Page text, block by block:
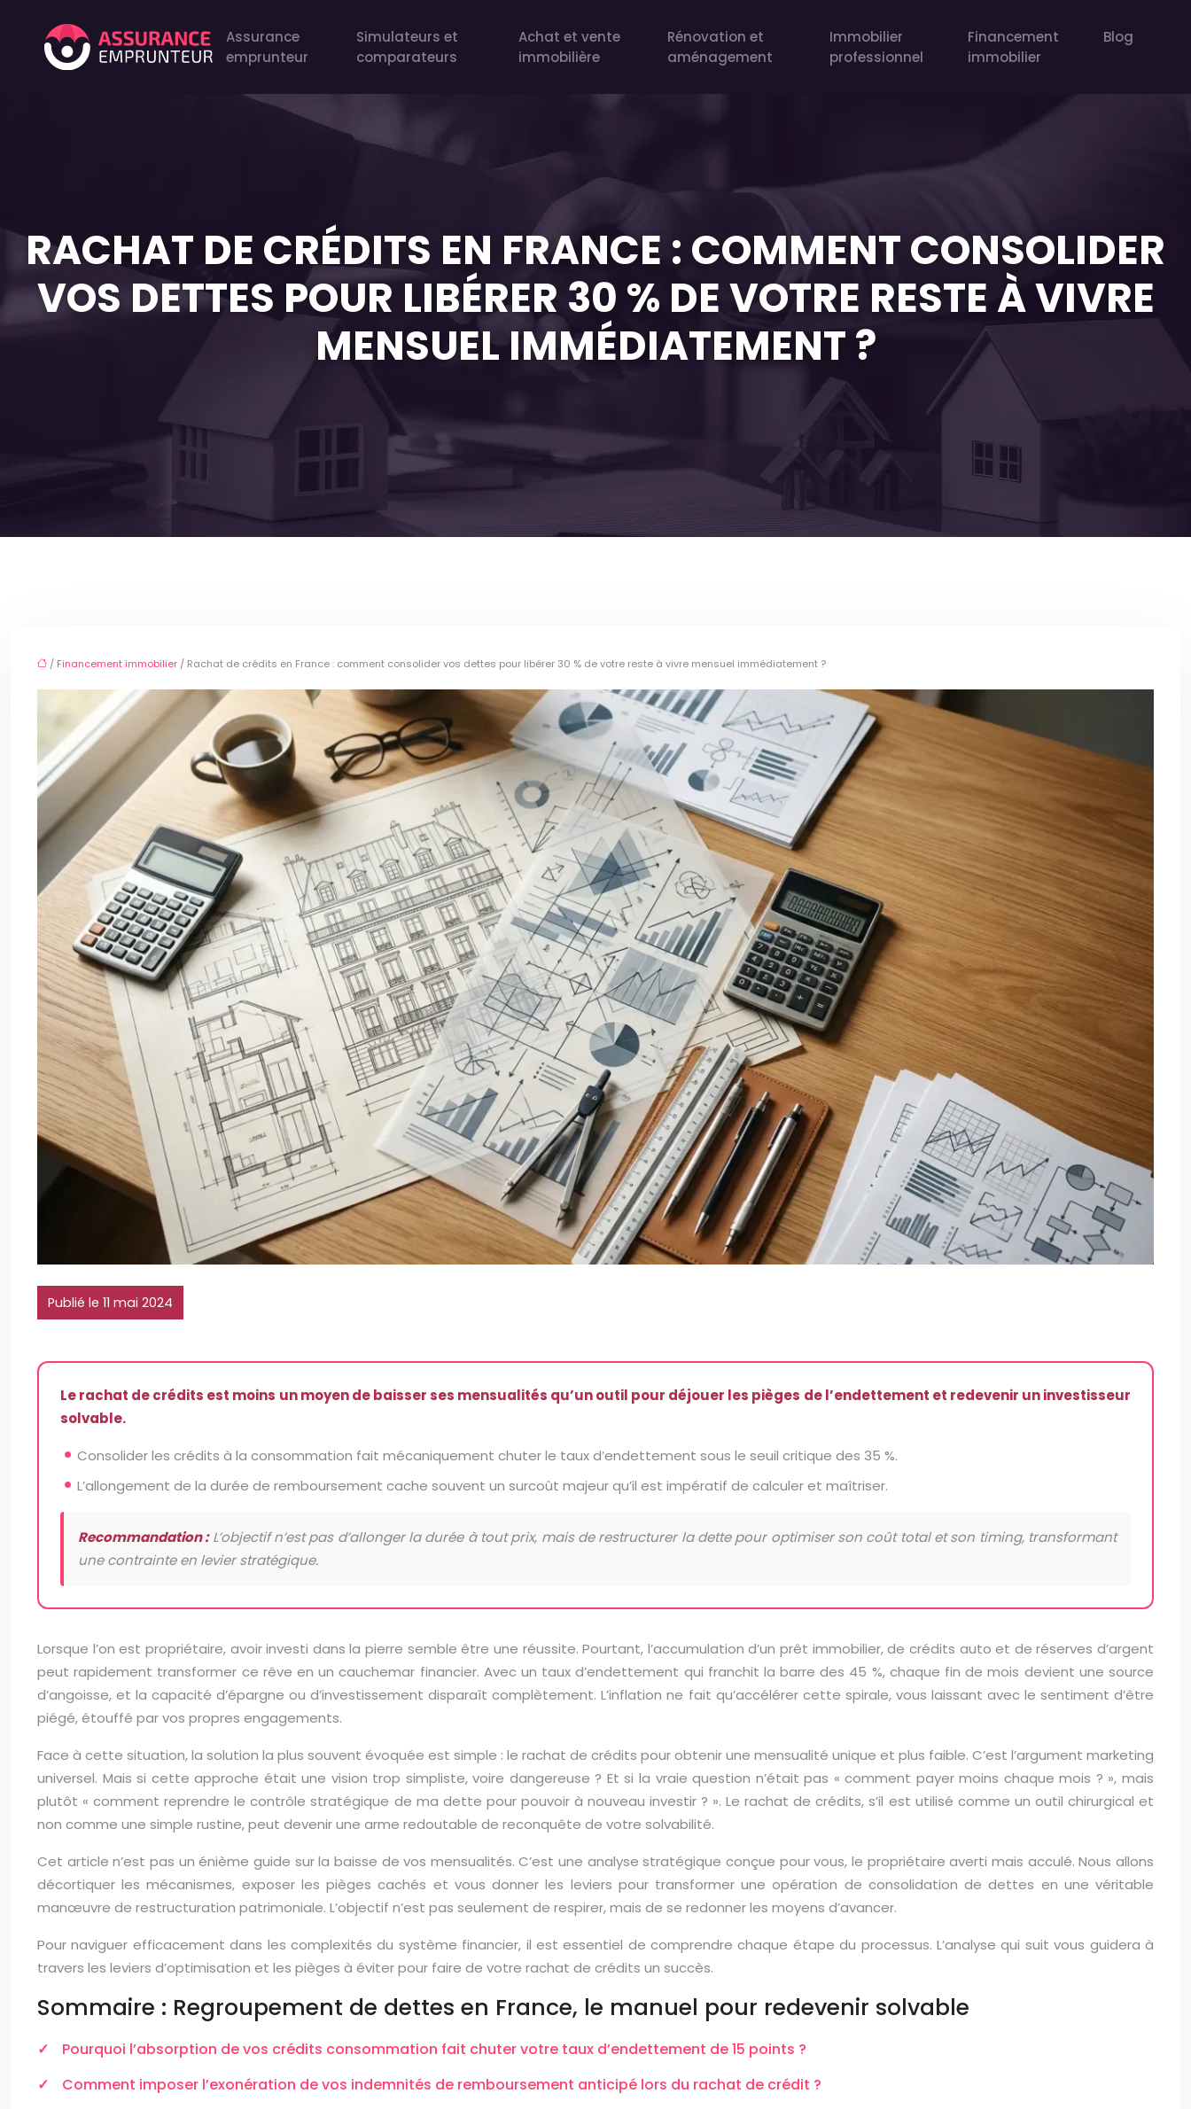
Assurance
emprunteur
Simulateurs et
comparateurs
Achat et vente
immobilière
Rénovation et
aménagement
Immobilier
professionnel
Financement
immobilier
Blog
RACHAT DE CRÉDITS EN FRANCE : COMMENT CONSOLIDER
VOS DETTES POUR LIBÉRER 30 % DE VOTRE RESTE À VIVRE
MENSUEL IMMÉDIATEMENT ?
/ Financement immobilier / Rachat de crédits en France : comment consolider vos dettes pour libérer 30 % de votre reste à vivre mensuel immédiatement ?
Publié le 11 mai 2024
Le rachat de crédits est moins un moyen de baisser ses mensualités qu’un outil pour déjouer les pièges de l’endettement et redevenir un investisseur
solvable.
Consolider les crédits à la consommation fait mécaniquement chuter le taux d’endettement sous le seuil critique des 35 %.
L’allongement de la durée de remboursement cache souvent un surcoût majeur qu’il est impératif de calculer et maîtriser.
Recommandation :L’objectif n’est pas d’allonger la durée à tout prix, mais de restructurer la dette pour optimiser son coût total et son timing, transformant
une contrainte en levier stratégique.
Lorsque l’on est propriétaire, avoir investi dans la pierre semble être une réussite. Pourtant, l’accumulation d’un prêt immobilier, de crédits auto et de réserves d’argent
peut rapidement transformer ce rêve en un cauchemar financier. Avec un taux d’endettement qui franchit la barre des 45 %, chaque fin de mois devient une source
d’angoisse, et la capacité d’épargne ou d’investissement disparaît complètement. L’inflation ne fait qu’accélérer cette spirale, vous laissant avec le sentiment d’être
piégé, étouffé par vos propres engagements.
Face à cette situation, la solution la plus souvent évoquée est simple : le rachat de crédits pour obtenir une mensualité unique et plus faible. C’est l’argument marketing
universel. Mais si cette approche était une vision trop simpliste, voire dangereuse ? Et si la vraie question n’était pas « comment payer moins chaque mois ? », mais
plutôt « comment reprendre le contrôle stratégique de ma dette pour pouvoir à nouveau investir ? ». Le rachat de crédits, s’il est utilisé comme un outil chirurgical et
non comme une simple rustine, peut devenir une arme redoutable de reconquête de votre solvabilité.
Cet article n’est pas un énième guide sur la baisse de vos mensualités. C’est une analyse stratégique conçue pour vous, le propriétaire averti mais acculé. Nous allons
décortiquer les mécanismes, exposer les pièges cachés et vous donner les leviers pour transformer une opération de consolidation de dettes en une véritable
manœuvre de restructuration patrimoniale. L’objectif n’est pas seulement de respirer, mais de se redonner les moyens d’avancer.
Pour naviguer efficacement dans les complexités du système financier, il est essentiel de comprendre chaque étape du processus. L’analyse qui suit vous guidera à
travers les leviers d’optimisation et les pièges à éviter pour faire de votre rachat de crédits un succès.
Sommaire : Regroupement de dettes en France, le manuel pour redevenir solvable
Pourquoi l’absorption de vos crédits consommation fait chuter votre taux d’endettement de 15 points ?
Comment imposer l’exonération de vos indemnités de remboursement anticipé lors du rachat de crédit ?